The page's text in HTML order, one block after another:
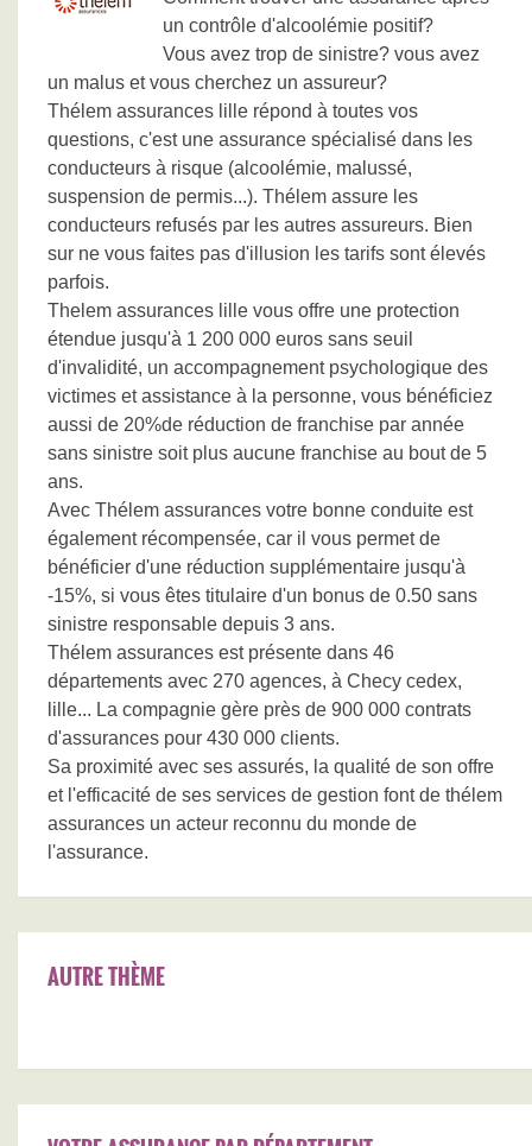
un contrôle d'alcoolémie positif?
Vous avez trop de sinistre? vous avez
un malus et vous cherchez un assureur?
Thélem assurances lille répond à toutes vos
questions, c'est une assurance spécialisé dans les
conducteurs à risque (alcoolémie, malussé,
suspension de permis...). Thélem assure les
conducteurs refusés par les autres assureurs. Bien
sur ne vous faites pas d'illusion les tarifs sont élevés
parfois.
Thelem assurances lille vous offre une protection
étendue jusqu'à 1 200 000 euros sans seuil
d'invalidité, un accompagnement psychologique des
victimes et assistance à la personne, vous bénéficiez
aussi de 20%de réduction de franchise par année
sans sinistre soit plus aucune franchise au bout de 5
ans.
Avec Thélem assurances votre bonne conduite est
également récompensée, car il vous permet de
bénéficier d'une réduction supplémentaire jusqu'à
-15%, si vous êtes titulaire d'un bonus de 0.50 sans
sinistre responsable depuis 3 ans.
Thélem assurances est présente dans 46
départements avec 270 agences, à Checy cedex,
lille... La compagnie gère près de 900 000 contrats
d'assurances pour 430 000 clients.
Sa proximité avec ses assurés, la qualité de son offre
et l'efficacité de ses services de gestion font de thélem
assurances un acteur reconnu du monde de
l'assurance.
AUTRE THÈME